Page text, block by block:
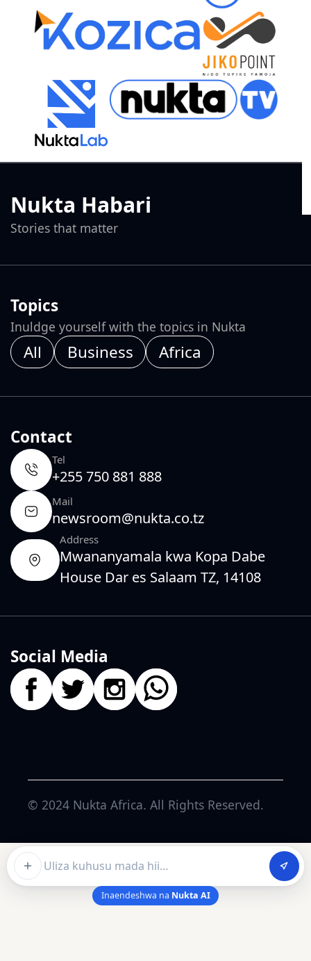
Ask about this article
Inaendeshwa na Nukta AI
Nukta Habari
Stories that matter
Topics
Inuldge yourself with the topics in Nukta
All Business Africa
Contact
Tel
+255 750 881 888
Mail
newsroom@nukta.co.tz
Address
Mwananyamala kwa Kopa Dabe
House Dar es Salaam TZ, 14108
Social Media
© 2024 Nukta Africa. All Rights Reserved.